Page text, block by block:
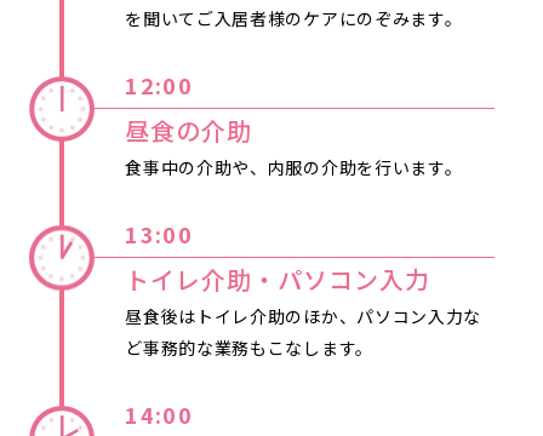
を聞いてご入居者様のケアにのぞみます。
12:00
昼食の介助
食事中の介助や、内服の介助を行います。
13:00
トイレ介助・パソコン入力
昼食後はトイレ介助のほか、パソコン入力な
ど事務的な業務もこなします。
14:00